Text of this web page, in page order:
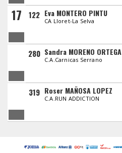
17 122 Eva MONTERO PINTU
CA Lloret-La Selva
280 Sandra MORENO ORTEGA
C.A.Carnicas Serrano
319 Roser MAÑOSA LOPEZ
C.A.RUN ADDICTION